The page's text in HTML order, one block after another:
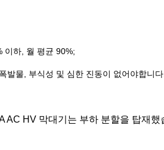
이하, 월 평균 90%;
발물, 부식성 및 심한 진동이 없어야합니다.